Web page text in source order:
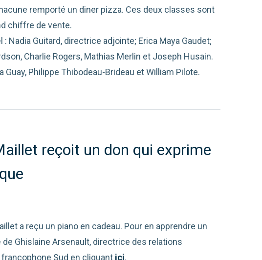
remporté un diner pizza. Ces deux classes sont
chiffre de vente.
: Nadia Guitard, directrice adjointe; Erica Maya Gaudet;
Charlie Rogers, Mathias Merlin et Joseph Husain.
Guay, Philippe Thibodeau-Brideau et William Pilote.
reçoit un don qui exprime
a reçu un piano en cadeau. Pour en apprendre un
Ghislaine Arsenault, directrice des relations
Sud en cliquant ici.